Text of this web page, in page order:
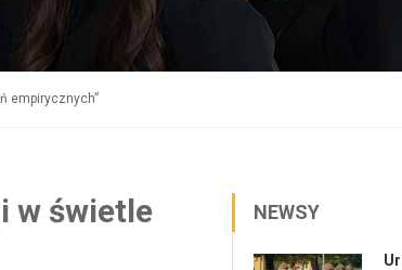
empirycznych”
w świetle
NEWSY